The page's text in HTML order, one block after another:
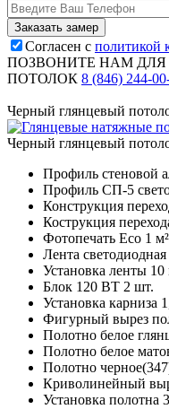
Согласен с политикой
ПОЗВОНИТЕ НАМ
ПОТОЛОК 8 (846) 244-
Черный глянцевый
Черный глянцевый
Профиль стеновой
Профиль СП-5
Конструкция
Кострукция
Фотопечать Eco 1 м²
Лента
Установка ленты 10
Блок 120 ВТ 2 шт.
Установка карниза
Фигурный вырез
Полотно белое
Полотно белое
Полотно
Криволинейный
Установка полотна